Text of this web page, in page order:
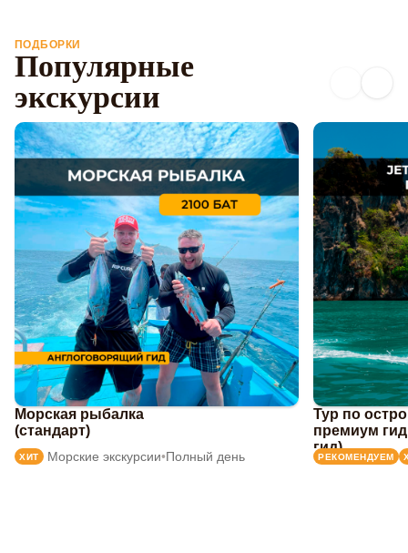
ПОДБОРКИ
Популярные
экскурсии
Морская рыбалка
(стандарт)
ХИТ Морские экскурсии•Полный день
Тур по
премиум
гид)
РЕКОМЕНДУЕМ